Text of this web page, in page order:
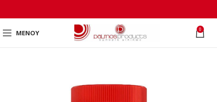
ΜΕΝΟΎ 0